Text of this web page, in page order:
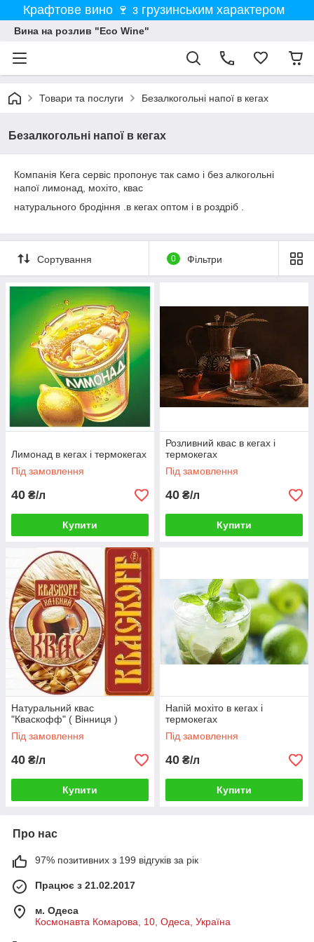
Крафтове вино 🍷 з грузинським характером
Вина на розлив "Eco Wine"
Товари та послуги Безалкогольні напої в кегах
Безалкогольні напої в кегах
Компанія Кега сервіс пропонує так само і без алкогольні
напої лимонад, мохіто, квас
натурального бродіння .в кегах оптом і в роздріб .
Сортування 0 Фільтри
Лимонад в кегах і термокегах
Під замовлення
40 ₴/л
Купити
Розливний квас в кегах і
термокегах
Під замовлення
40 ₴/л
Купити
Натуральний квас
"Кваскофф" ( Вінниця )
Під замовлення
40 ₴/л
Купити
Напій мохіто в кегах і
термокегах
Під замовлення
40 ₴/л
Купити
Про нас
97% позитивних з 199 відгуків за рік
Працює з 21.02.2017
м. Одеса
Космонавта Комарова, 10, Одеса, Україна